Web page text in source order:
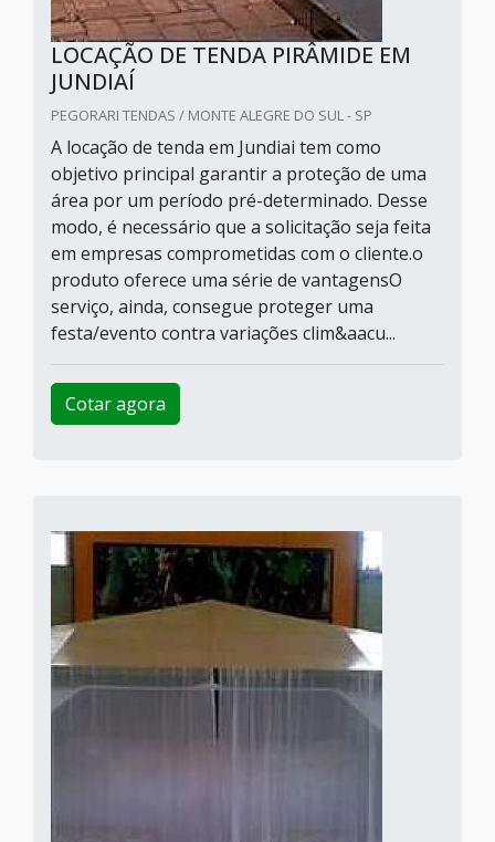
LOCAÇÃO DE TENDA PIRÂMIDE EM
JUNDIAÍ
PEGORARI TENDAS / MONTE ALEGRE DO SUL - SP
A locação de tenda em Jundiai tem como
objetivo principal garantir a proteção de uma
área por um período pré-determinado. Desse
modo, é necessário que a solicitação seja feita
em empresas comprometidas com o cliente.o
produto oferece uma série de vantagensO
serviço, ainda, consegue proteger uma
festa/evento contra variações clim&aacu...
Cotar agora